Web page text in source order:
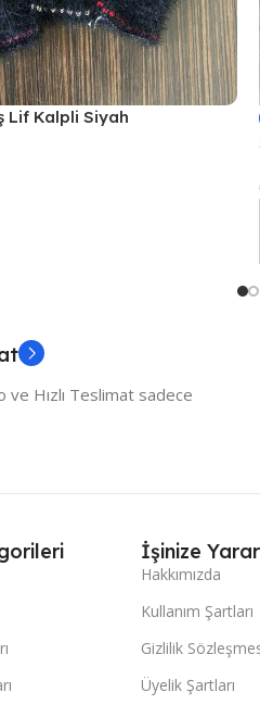
Lif Kalpli Siyah
ve Hızlı Teslimat sadece
İşinize
Hakkımızda
Kullanım Şartları
Gizlilik
Üyelik Şartları